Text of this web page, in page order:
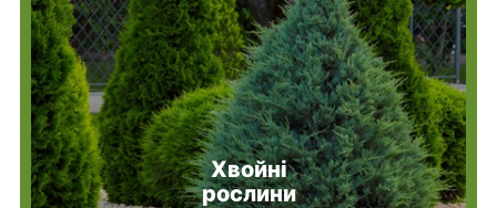
Хвойні
рослини